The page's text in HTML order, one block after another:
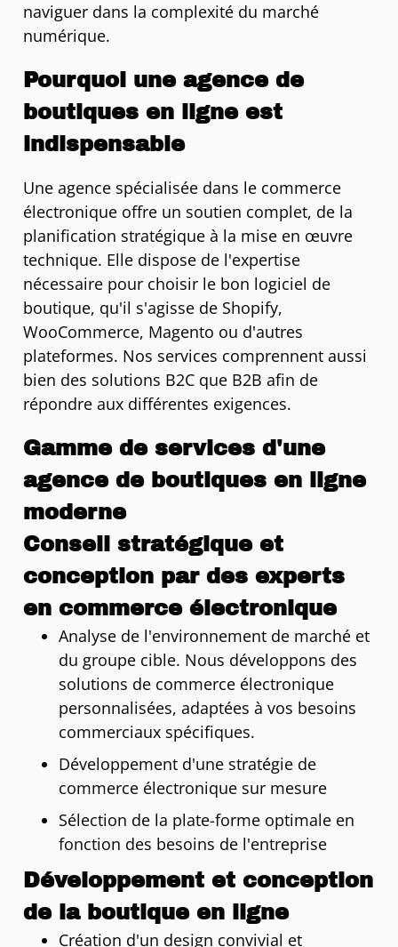
naviguer dans la complexité du marché
numérique.
Pourquoi une agence de
boutiques en ligne est
indispensable
Une agence spécialisée dans le commerce
électronique offre un soutien complet, de la
planification stratégique à la mise en œuvre
technique. Elle dispose de l'expertise
nécessaire pour choisir le bon logiciel de
boutique, qu'il s'agisse de Shopify,
WooCommerce, Magento ou d'autres
plateformes. Nos services comprennent aussi
bien des solutions B2C que B2B afin de
répondre aux différentes exigences.
Gamme de services d'une
agence de boutiques en ligne
moderne
Conseil stratégique et
conception par des experts
en commerce électronique
Analyse de l'environnement de marché et
du groupe cible. Nous développons des
solutions de commerce électronique
personnalisées, adaptées à vos besoins
commerciaux spécifiques.
Développement d'une stratégie de
commerce électronique sur mesure
Sélection de la plate-forme optimale en
fonction des besoins de l'entreprise
Développement et conception
de la boutique en ligne
Création d'un design convivial et